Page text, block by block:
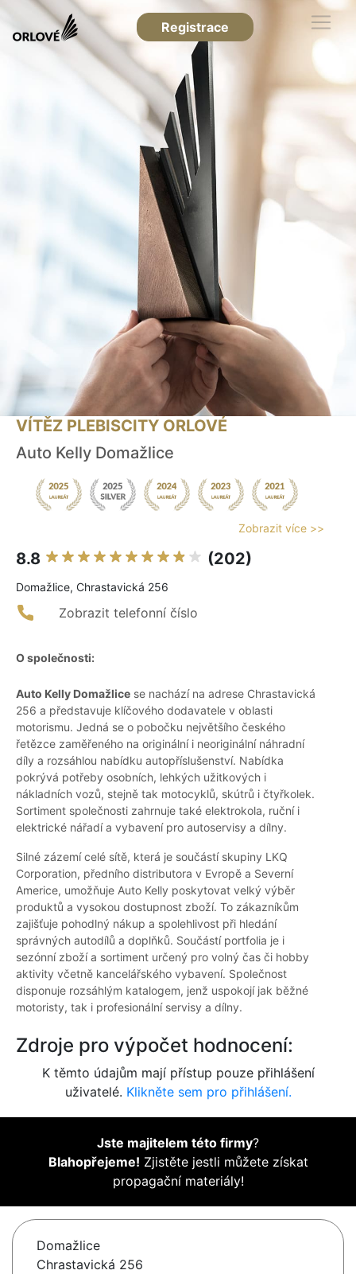
Registrace
VÍTĚZ PLEBISCITY ORLOVÉ
Auto Kelly Domažlice
Zobrazit více >>
8.8 (202)
Domažlice, Chrastavická 256
Zobrazit telefonní číslo
O společnosti:
Auto Kelly Domažlice se nachází na adrese Chrastavická
256 a představuje klíčového dodavatele v oblasti
motorismu. Jedná se o pobočku největšího českého
řetězce zaměřeného na originální i neoriginální náhradní
díly a rozsáhlou nabídku autopříslušenství. Nabídka
pokrývá potřeby osobních, lehkých užitkových i
nákladních vozů, stejně tak motocyklů, skútrů i čtyřkolek.
Sortiment společnosti zahrnuje také elektrokola, ruční i
elektrické nářadí a vybavení pro autoservisy a dílny.
Silné zázemí celé sítě, která je součástí skupiny LKQ
Corporation, předního distributora v Evropě a Severní
Americe, umožňuje Auto Kelly poskytovat velký výběr
produktů a vysokou dostupnost zboží. To zákazníkům
zajišťuje pohodlný nákup a spolehlivost při hledání
správných autodílů a doplňků. Součástí portfolia je i
sezónní zboží a sortiment určený pro volný čas či hobby
aktivity včetně kancelářského vybavení. Společnost
disponuje rozsáhlým katalogem, jenž uspokojí jak běžné
motoristy, tak i profesionální servisy a dílny.
Zdroje pro výpočet hodnocení:
K těmto údajům mají přístup pouze přihlášení
uživatelé. Klikněte sem pro přihlášení.
Jste majitelem této firmy?
Blahopřejeme! Zjistěte jestli můžete získat
propagační materiály!
Domažlice
Chrastavická 256